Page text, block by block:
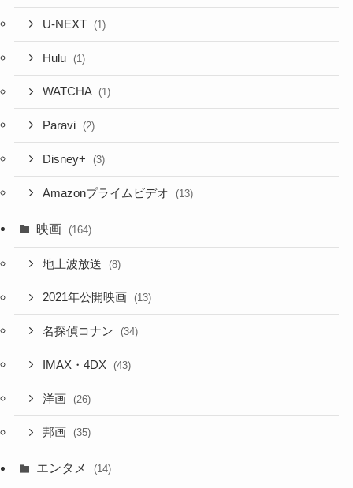
U-NEXT (1)
Hulu (1)
WATCHA (1)
Paravi (2)
Disney+ (3)
Amazonプライムビデオ (13)
映画 (164)
地上波放送 (8)
2021年公開映画 (13)
名探偵コナン (34)
IMAX・4DX (43)
洋画 (26)
邦画 (35)
エンタメ (14)